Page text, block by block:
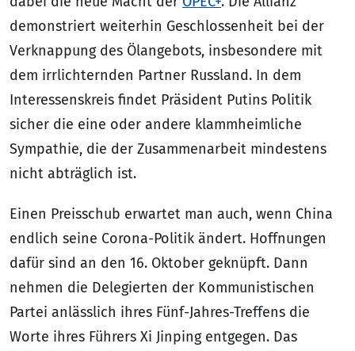
demonstriert weiterhin Geschlossenheit bei der
Verknappung des Ölangebots, insbesondere mit
dem irrlichternden Partner Russland. In dem
Interessenskreis findet Präsident Putins Politik
sicher die eine oder andere klammheimliche
Sympathie, die der Zusammenarbeit mindestens
nicht abträglich ist.
Einen Preisschub erwartet man auch, wenn China
endlich seine Corona-Politik ändert. Hoffnungen
dafür sind an den 16. Oktober geknüpft. Dann
nehmen die Delegierten der Kommunistischen
Partei anlässlich ihres Fünf-Jahres-Treffens die
Worte ihres Führers Xi Jinping entgegen. Das